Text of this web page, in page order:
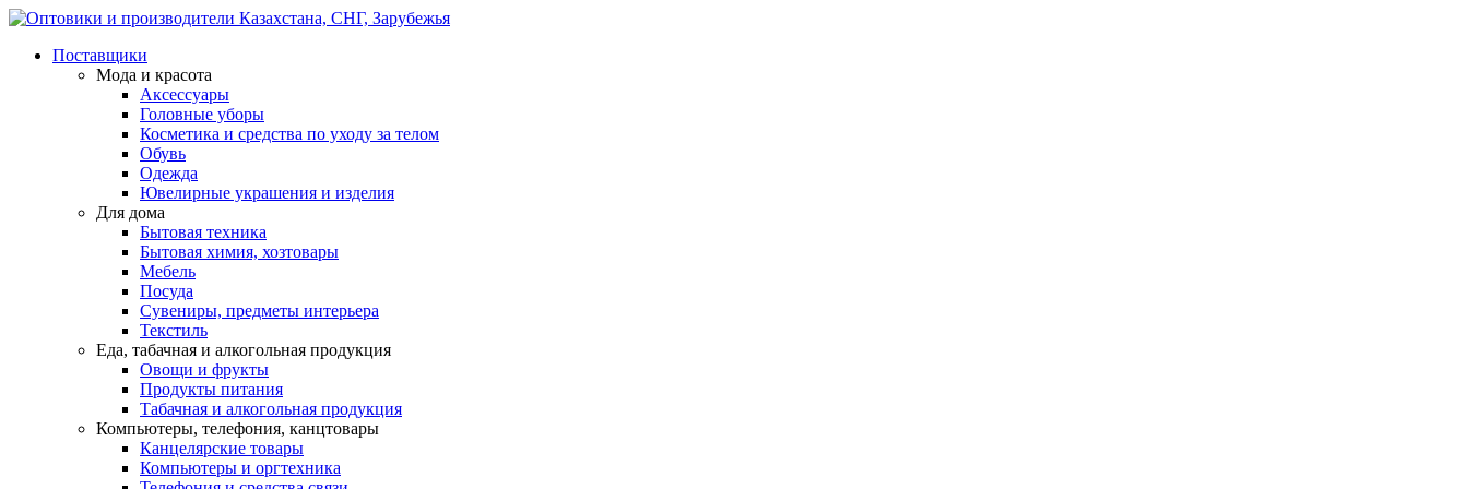
Поставщики
Мода и красота
Аксессуары
Головные уборы
Косметика и средства по уходу за телом
Обувь
Одежда
Ювелирные украшения и изделия
Для дома
Бытовая техника
Бытовая химия, хозтовары
Мебель
Посуда
Сувениры, предметы интерьера
Текстиль
Еда, табачная и алкогольная продукция
Овощи и фрукты
Продукты питания
Табачная и алкогольная продукция
Компьютеры, телефония, канцтовары
Канцелярские товары
Компьютеры и оргтехника